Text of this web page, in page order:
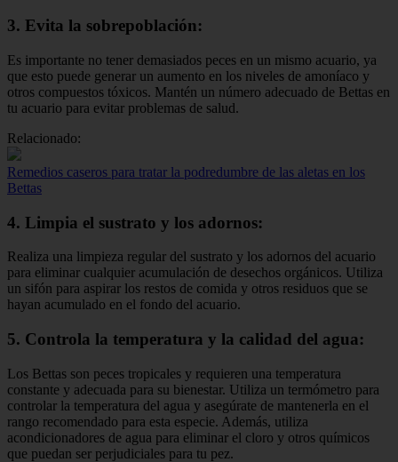
3. Evita la sobrepoblación:
Es importante no tener demasiados peces en un mismo acuario, ya
que esto puede generar un aumento en los niveles de amoníaco y
otros compuestos tóxicos. Mantén un número adecuado de Bettas en
tu acuario para evitar problemas de salud.
Relacionado:
Remedios caseros para tratar la podredumbre de las aletas en los
Bettas
4. Limpia el sustrato y los adornos:
Realiza una limpieza regular del sustrato y los adornos del acuario
para eliminar cualquier acumulación de desechos orgánicos. Utiliza
un sifón para aspirar los restos de comida y otros residuos que se
hayan acumulado en el fondo del acuario.
5. Controla la temperatura y la calidad del agua:
Los Bettas son peces tropicales y requieren una temperatura
constante y adecuada para su bienestar. Utiliza un termómetro para
controlar la temperatura del agua y asegúrate de mantenerla en el
rango recomendado para esta especie. Además, utiliza
acondicionadores de agua para eliminar el cloro y otros químicos
que puedan ser perjudiciales para tu pez.